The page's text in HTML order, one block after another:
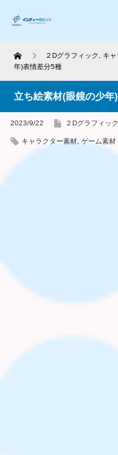
Home ２Dグラフィック キ
年)表情差分5種
立ち絵素材(眼鏡の少年
2023/9/22 ２Dグラフィック
キャラクター素材 ゲーム素材